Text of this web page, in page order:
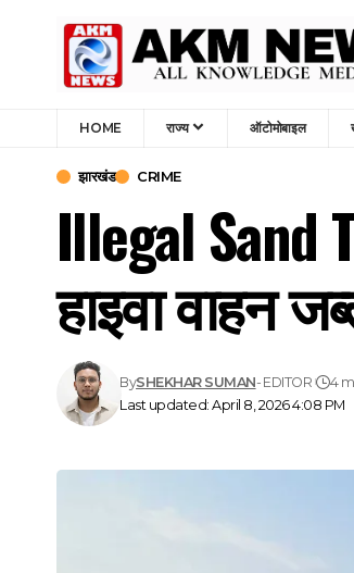
HOME राज्य ऑटोमोबाइल
झारखंड CRIME
Illegal Sand
हाइवा वाहन
Last updated: April 8, 2026 4:08 PM
BySHEKHAR SUMAN- EDITOR 4